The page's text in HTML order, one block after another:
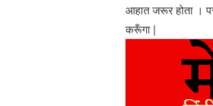
आहात जरूर होता ।
करूँगा |